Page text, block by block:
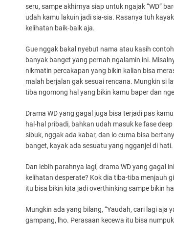
seru, sampe akhirnya siap untuk ngajak “WD”
udah kamu lakuin jadi sia-sia. Rasanya tuh
kelihatan baik-baik aja.
Gue nggak bakal nyebut nama atau kasih
banyak banget yang pernah ngalamin ini.
nikmatin percakapan yang bikin kalian bisa
malah berjalan gak sesuai rencana. Mungkin si
tiba ngomong hal yang bikin kamu baper dan
Drama WD yang gagal juga bisa terjadi pas
hal-hal pribadi, bahkan udah masuk ke fase
sibuk, nggak ada kabar, dan lo cuma bisa
banget, kayak ada sesuatu yang ngganjel di hati.
Dan lebih parahnya lagi, drama WD yang gagal
kelihatan desperate? Kok dia tiba-tiba menjauh
itu bisa bikin kita jadi overthinking sampe bikin
Mungkin ada yang bilang, “Yaudah, cari lagi aja
gampang, lho. Perasaan kecewa itu bisa